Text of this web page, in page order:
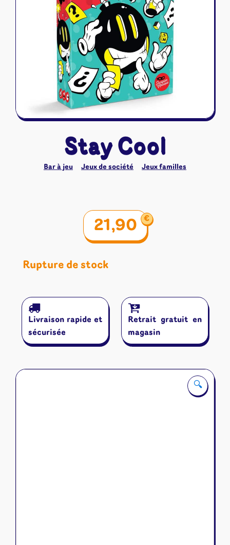
Naruto Mythos
Autres
Tapis de jeu
🔍
Stay Cool
Bar à jeu Jeux de société Jeux familles
21,90 €
Rupture de stock
Livraison rapide et
sécurisée
Retrait gratuit en
magasin